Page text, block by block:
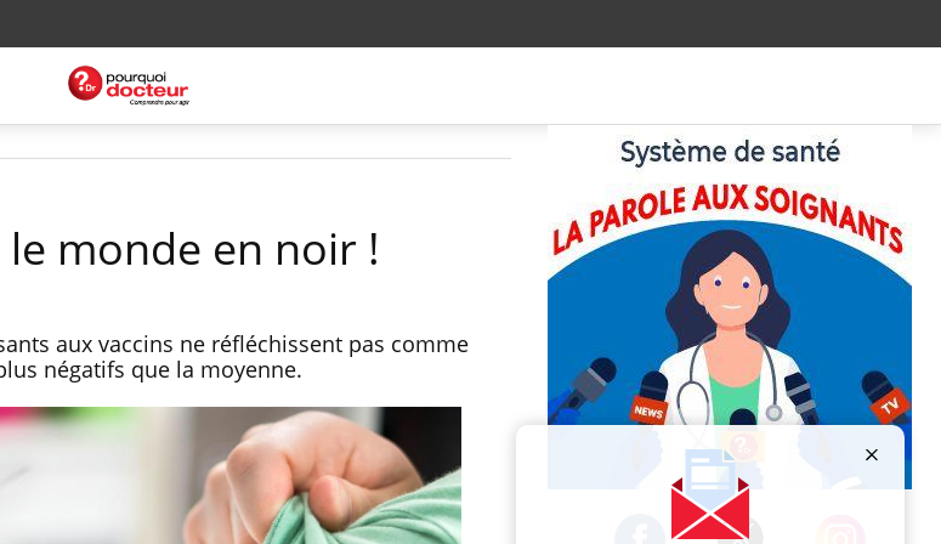
monde en noir !
aux vaccins ne réfléchissent pas comme
négatifs que la moyenne.